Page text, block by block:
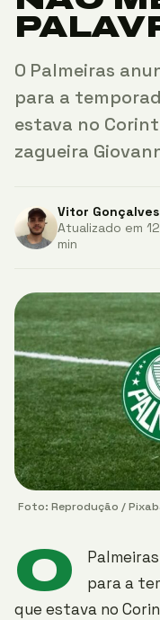
O Palmeiras
para a
estava no
zagueira
Vitor Gonçalves
Atualizado em
min
Foto: Reprodução /
O
para a
que estava no